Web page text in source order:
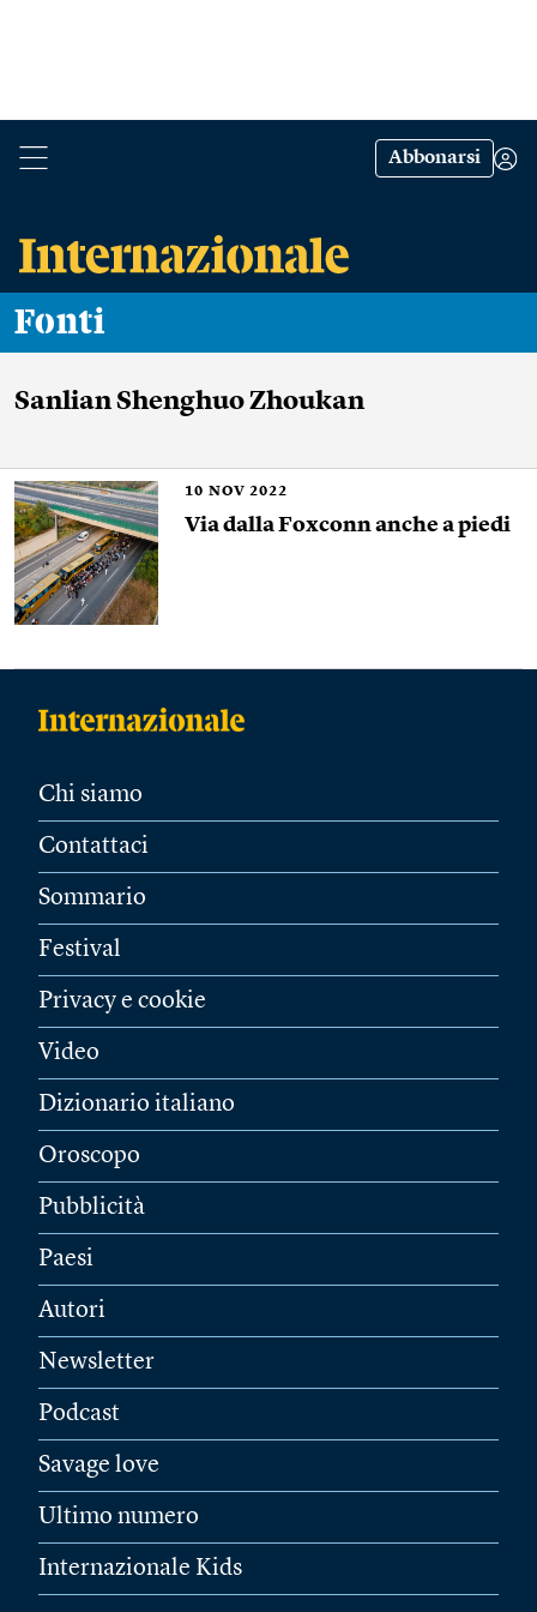
Abbonarsi
Fonti
Sanlian Shenghuo Zhoukan
10 NOV 2022
Via dalla Foxconn anche a piedi
Chi siamo
Contattaci
Sommario
Festival
Privacy e cookie
Video
Dizionario italiano
Oroscopo
Pubblicità
Paesi
Autori
Newsletter
Podcast
Savage love
Ultimo numero
Internazionale Kids